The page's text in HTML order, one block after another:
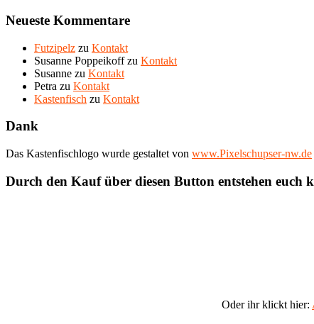
Neueste Kommentare
Futzipelz zu Kontakt
Susanne Poppeikoffzu Kontakt
Susanne zu Kontakt
Petra zu Kontakt
Kastenfisch zu Kontakt
Dank
Das Kastenfischlogo wurde gestaltet von www.Pixelschupser-nw.de
Durch den Kauf über diesen Button entstehen euch
Oder ihr klickt hier: